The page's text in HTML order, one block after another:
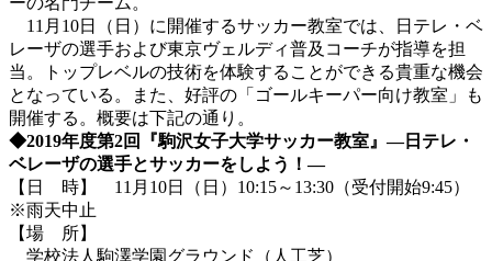
11月10日（日）に開催するサッカー教室では、日テレ・ベ
レーザの選手および東京ヴェルディ普及コーチが指導を担
当。トップレベルの技術を体験することができる貴重な機会
となっている。また、好評の「ゴールキーパー向け教室」も
開催する。概要は下記の通り。
◆2019年度第2回『駒沢女子大学サッカー教室』―日テレ・
ベレーザの選手とサッカーをしよう！―
【日 時】 11月10日（日）10:15～13:30（受付開始9:45）
※雨天中止
【場 所】
学校法人駒澤学園グラウンド（人工芝）